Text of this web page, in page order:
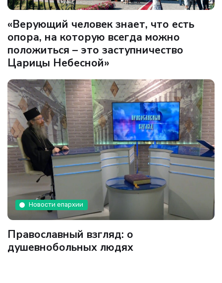
«Верующий человек знает, что есть
опора, на которую всегда можно
положиться – это заступничество
Царицы Небесной»
Новости епархии
Православный взгляд: о
душевнобольных людях